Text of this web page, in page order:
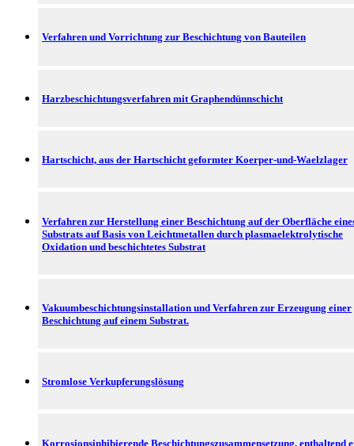
Verfahren und Vorrichtung zur Beschichtung von Bauteilen
Harzbeschichtungsverfahren mit Graphendünnschicht
Hartschicht, aus der Hartschicht geformter Koerper-und-Waelzlager
Verfahren zur Herstellung einer Beschichtung auf der Oberfläche
Substrats auf Basis von Leichtmetallen durch plasmaelektrolytische
Oxidation und beschichtetes Substrat
Vakuumbeschichtungsinstallation und Verfahren zur Erzeugung einer
Beschichtung auf einem Substrat.
Stromlose Verkupferungslösung
Korrosionsinhibierende Beschichtungszusammensetzung, enthaltend